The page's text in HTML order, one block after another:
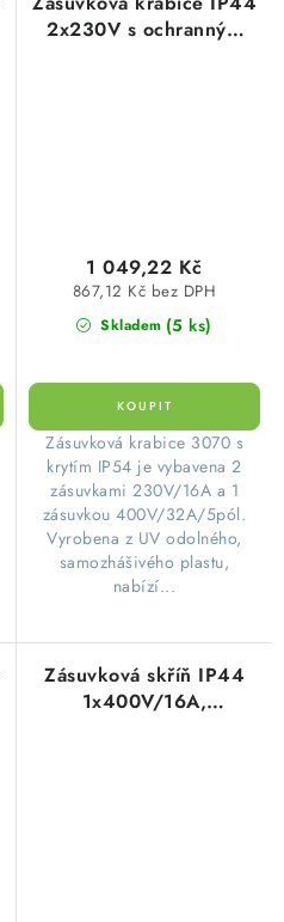
2x230V s ochranným
Skladem (5 ks)
867,12 Kč bez DPH
1 049,22 Kč
​Zásuvková krabice 3070 s
krytím IP54 je vybavena 2
zásuvkami 230V/16A a 1
zásuvkou 400V/32A/5pól.
Vyrobena z UV odolného,
samozhášivého plastu,
nabízí...
Zásuvková skříň IP44
1x400V/16A,